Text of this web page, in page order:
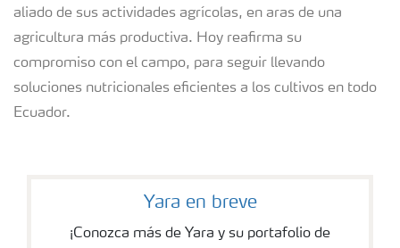
aliado de sus actividades agrícolas, en aras de una
agricultura más productiva. Hoy reafirma su
compromiso con el campo, para seguir llevando
soluciones nutricionales eficientes a los cultivos en todo
Ecuador.
Yara en breve
¡Conozca más de Yara y su portafolio de